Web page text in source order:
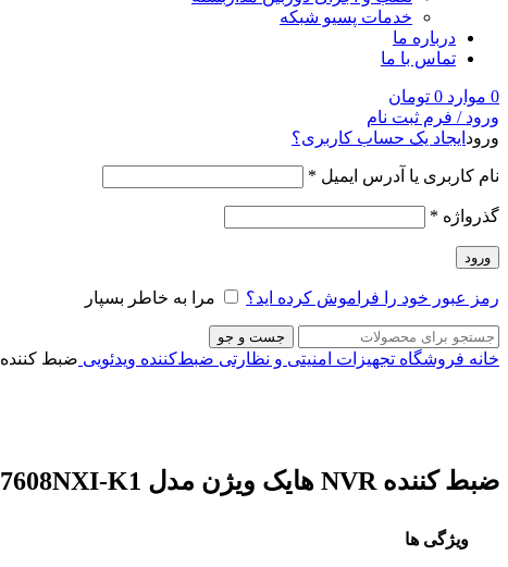
خدمات پسیو شبکه
درباره ما
تماس با ما
0 موارد 0 تومان
ورود / فرم ثبت نام
ورود ایجاد یک حساب کاربری؟
نام کاربری یا آدرس ایمیل *
گذرواژه *
ورود
رمز عبور خود را فراموش کرده اید؟ مرا به خاطر بسپار
جست و جو
خانه فروشگاه تجهیزات امنیتی و نظارتی ضبط‌کننده ویدئویی ضبط کننده NVR هایک ویژن مدل DS-7608NXI-K1
ضبط کننده NVR هایک ویژن مدل DS-7608NXI-K1
ویژگی ها